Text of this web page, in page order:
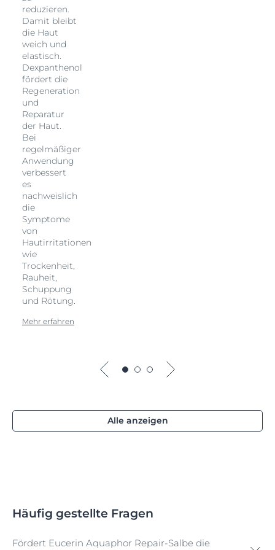
Regeneration ohne Eucerin® Aquaphor schneller
einstellte.
reduzieren.
Damit bleibt
die Haut
weich und
elastisch.
Dexpanthenol
fördert die
Regeneration
und
Reparatur
der Haut.
Bei
regelmäßiger
Anwendung
verbessert
es
nachweislich
die
Symptome
von
Hautirritationen
wie
Trockenheit,
Rauheit,
Schuppung
und Rötung.
Mehr erfahren
Alle anzeigen
Häufig gestellte Fragen
Fördert Eucerin Aquaphor Repair-Salbe die